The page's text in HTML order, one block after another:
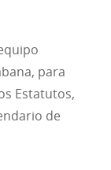
para
Estatutos,
de